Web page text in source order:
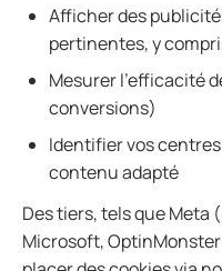
Afficher des
pertinentes, y
Mesurer l’efficacité
conversions)
Identifier vos
contenu adapté
Des tiers, tels que Meta
Microsoft,